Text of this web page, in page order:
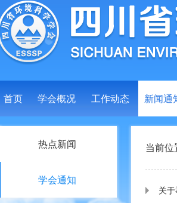
首页 学会概况 工作动态 新闻通
热点新闻
学会通知
当前位
关